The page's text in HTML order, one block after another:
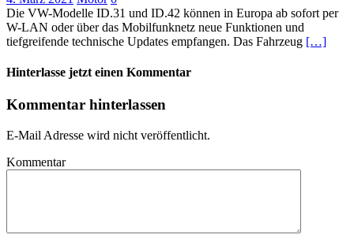
Die VW-Modelle ID.31 und ID.42 können in Europa ab sofort per
W-LAN oder über das Mobilfunknetz neue Funktionen und
tiefgreifende technische Updates empfangen. Das Fahrzeug […]
Hinterlasse jetzt einen Kommentar
Kommentar hinterlassen
E-Mail Adresse wird nicht veröffentlicht.
Kommentar